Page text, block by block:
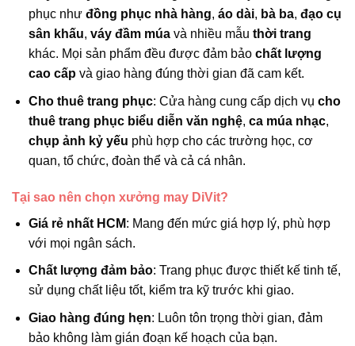
phục như đồng phục nhà hàng, áo dài, bà ba, đạo cụ
sân khấu, váy đầm múavà nhiều mẫu thời trang
khác. Mọi sản phẩm đều được đảm bảo chất lượng
cao cấpvà giao hàng đúng thời gian đã cam kết.
Cho thuê trang phục: Cửa hàng cung cấp dịch vụ cho
thuê trang phục biểu diễn văn nghệ, ca múa nhạc,
chụp ảnh kỷ yếu phù hợp cho các trường học, cơ
quan, tổ chức, đoàn thể và cả cá nhân.
Tại sao nên chọn xưởng may DiVit?
Giá rẻ nhất HCM: Mang đến mức giá hợp lý, phù hợp
với mọi ngân sách.
Chất lượng đảm bảo: Trang phục được thiết kế tinh tế,
sử dụng chất liệu tốt, kiểm tra kỹ trước khi giao.
Giao hàng đúng hẹn: Luôn tôn trọng thời gian, đảm
bảo không làm gián đoạn kế hoạch của bạn.